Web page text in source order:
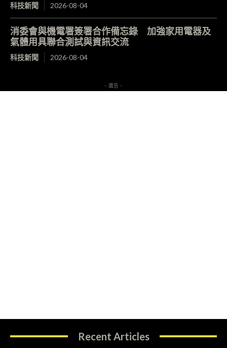
科技新聞 2026-08-04
消委會與機電署簽署合作備忘錄 加強家用電器及
氣體用具聯合測試與資訊交流
科技新聞 2026-08-04
- 廣告 -
Recent Articles